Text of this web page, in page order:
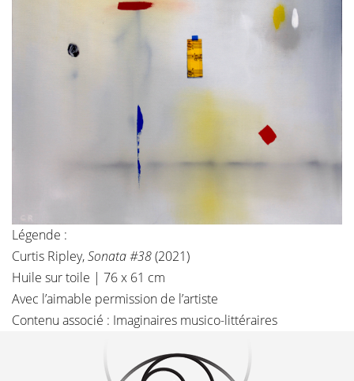
Légende :
Curtis Ripley,Sonata #38(2021)
Huile sur toile | 76 x 61 cm
Avec l’aimable permission de l’artiste
Contenu associé : Imaginaires musico-littéraires